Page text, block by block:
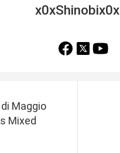
x0xShinobix0x
Maggio
Mixed